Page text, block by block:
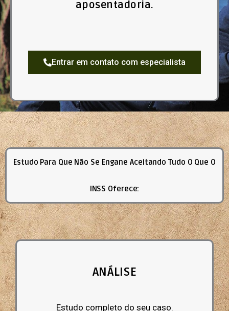
aposentadoria.
Entrar em contato com especialista
Estudo Para Que Não Se Engane Aceitando Tudo O Que O
INSS Oferece:
ANÁLISE
Estudo completo do seu caso.